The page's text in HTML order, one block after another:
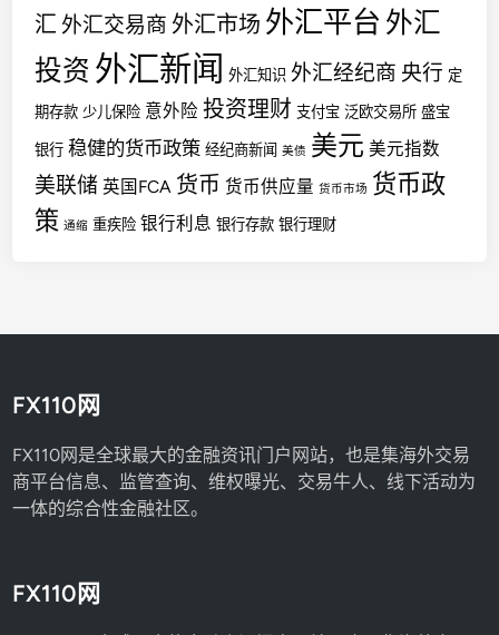
汇 外汇交易商 外汇市场 外汇平台 外汇
投资 外汇新闻 外汇知识 外汇经纪商 央行 定
期存款 少儿保险 意外险 投资理财 支付宝 泛欧交易所 盛宝
银行 稳健的货币政策 经纪商新闻 美债 美元 美元指数
美联储 英国FCA 货币 货币供应量 货币市场 货币政
策 通缩 重疾险 银行利息 银行存款 银行理财
FX110网
FX110网是全球最大的金融资讯门户网站，也是集海外交易
商平台信息、监管查询、维权曝光、交易牛人、线下活动为
一体的综合性金融社区。
FX110网